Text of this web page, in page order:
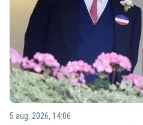
5 aug. 2026, 14:06